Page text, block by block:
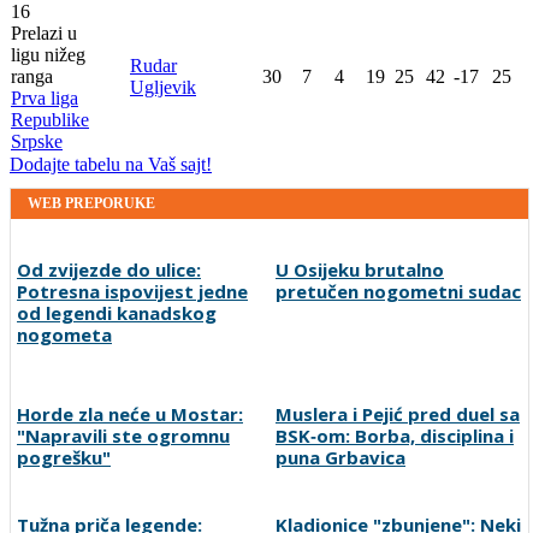
16
Prelazi u
ligu nižeg
ranga
Prva liga
Republike
Srpske
Rudar
Ugljevik
30 7 4 19 25 42 -17 25
Dodajte tabelu na Vaš sajt!
WEB PREPORUKE
Potresna ispovijest jedne
od legendi kanadskog
nogometa
pretučen nogometni sudac